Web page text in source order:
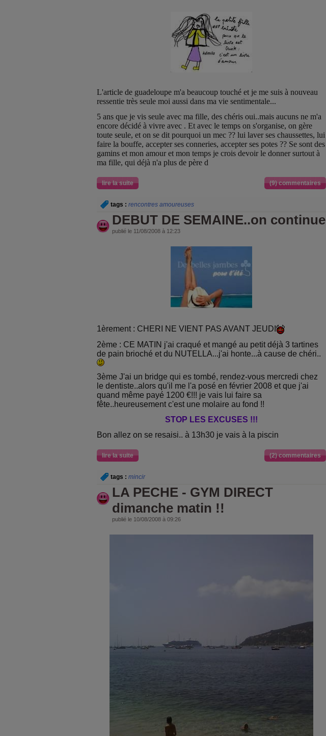
L'article de guadeloupe m'a beaucoup touché et je me suis à nouveau
ressentie très seule moi aussi dans ma vie sentimentale...
5 ans que je vis seule avec ma fille, des chéris oui..mais aucuns ne m'a
encore décidé à vivre avec . Et avec le temps on s'organise, on gère
toute seule, et on se dit pourquoi un mec ?? lui laver ses chaussettes, lui
faire la bouffe, accepter ses conneries, accepter ses potes ?? Se sont des
gamins et mon amour et mon temps je crois devoir le donner surtout à
ma fille, qui déjà n'a plus de père d
lire la suite (9) commentaires
tags : rencontres amoureuses
DEBUT DE SEMAINE..on continue
publié le 11/08/2008 à 12:23
1èrement : CHERI NE VIENT PAS AVANT JEUDI
2ème : CE MATIN j'ai craqué et mangé au petit déjà 3 tartines
de pain brioché et du NUTELLA...j'ai honte...à cause de chéri..
3ème J'ai un bridge qui es tombé, rendez-vous mercredi chez
le dentiste..alors qu'il me l'a posé en février 2008 et que j'ai
quand même payé 1200 €!!! je vais lui faire sa
fête..heureusement c'est une molaire au fond !!
STOP LES EXCUSES !!!
Bon allez on se resaisi.. à 13h30 je vais à la piscin
lire la suite (2) commentaires
tags : mincir
LA PECHE - GYM DIRECT
dimanche matin !!
publié le 10/08/2008 à 09:26